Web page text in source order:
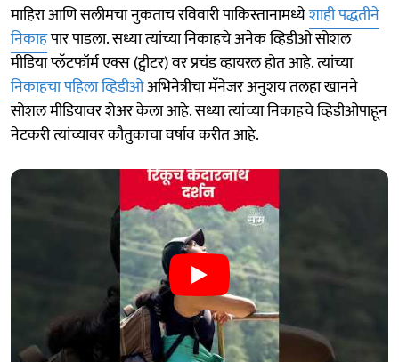
माहिरा आणि सलीमचा नुकताच रविवारी पाकिस्तानामध्येशाही पद्धतीने
निकाहपार पाडला. सध्या त्यांच्या निकाहचे अनेक व्हिडीओ सोशल
मीडिया प्लॅटफॉर्म एक्स (ट्वीटर) वर प्रचंड व्हायरल होत आहे. त्यांच्या
निकाहचा पहिला व्हिडीओअभिनेत्रीचा मॅनेजर अनुशय तलहा खानने
सोशल मीडियावर शेअर केला आहे. सध्या त्यांच्या निकाहचे व्हिडीओपाहून
नेटकरी त्यांच्यावर कौतुकाचा वर्षाव करीत आहे.